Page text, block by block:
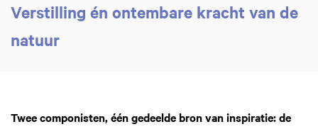
Verstilling én ontembare kracht van de
natuur
Twee componisten, één gedeelde bron van inspiratie: de